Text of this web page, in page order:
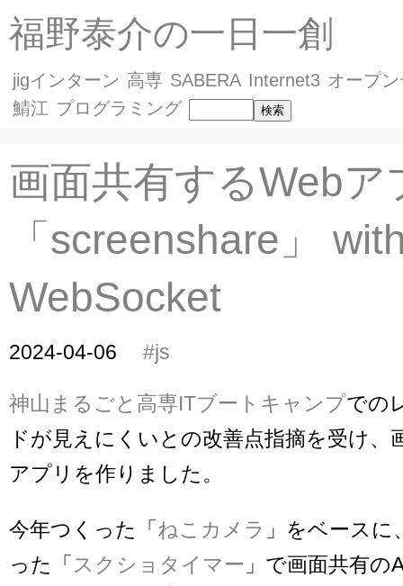
福野泰介の一日一創
jigインターン 高専 SABERA Internet3 オープ
鯖江 プログラミング
画面共有するWebア
「screenshare」
WebSocket
2024-04-06 #js
神山まるごと高専ITブートキャンプでの
ドが見えにくいとの改善点指摘を受け、
アプリを作りました。
今年つくった「ねこカメラ 」をベース
った「 スクショタイマー 」で画面共有の